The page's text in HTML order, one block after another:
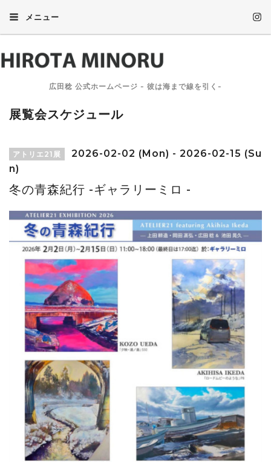
メニュー
広田稔 公式ホームページ - 彼は海まで線を引く-
展覧会スケジュール
アトリエ21展
2026-02-02 (Mon) - 2026-02-15 (Su
n)
冬の青森紀行 -ギャラリーミロ -